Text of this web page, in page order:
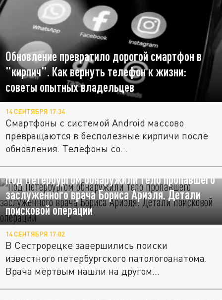
Обновление превратило дорогой смартфон в
"кирпич". Как вернуть телефон к жизни:
советы опытных владельцев
14 СЕНТЯБРЯ 17:34
Смартфоны с системой Android массово
превращаются в бесполезные кирпичи после
обновления. Телефоны со...
Под Петербургом обнаружили тело пропавшего
заслуженного врача Бориса Ариэля. Детали
поисковой операции
14 СЕНТЯБРЯ 17:02
В Сестрорецке завершились поиски
известного петербургского патологоанатома.
Врача мёртвым нашли на другом...